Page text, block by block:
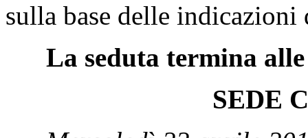
sulla base delle indicazioni
La seduta termina
SEDE